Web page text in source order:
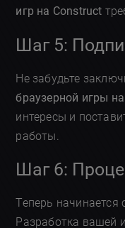
игр на Construct
Шаг 5:
Не забудьте
браузерной игры
интересы и
работы.
Шаг 6:
Теперь
Разработка вашей